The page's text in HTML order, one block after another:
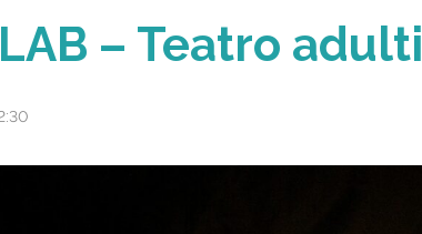
– Teatro adulti